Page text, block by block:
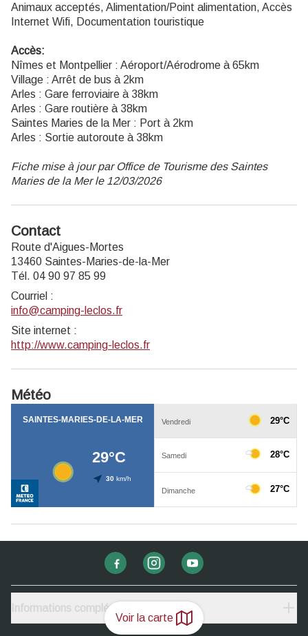
Voir la carte
Animaux acceptés, Alimentation/Point alimentation, Accès
Internet Wifi, Documentation touristique
Accès:
Nîmes et Montpellier : Aéroport/Aérodrome à 65km
Village : Arrêt de bus à 2km
Arles : Gare ferroviaire à 38km
Arles : Gare routière à 38km
Saintes Maries de la Mer : Port à 2km
Arles : Sortie autoroute à 38km
Fiche mise à jour par Office de Tourisme des Saintes
Maries de la Mer le 12/03/2026
Contact
Route d'Aigues-Mortes
13460 Saintes-Maries-de-la-Mer
Tél. 04 90 97 85 99
Courriel :
info@camping-leclos.fr
Site internet :
http://www.camping-leclos.fr
Météo
Informations complémentaires